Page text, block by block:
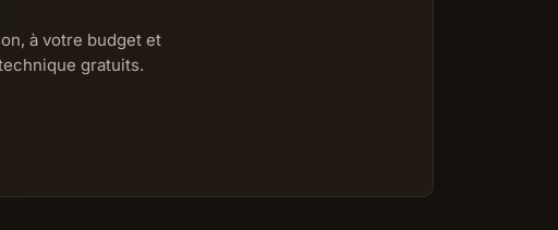
à votre budget et
gratuits.